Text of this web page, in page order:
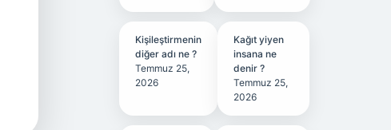
Kişileştirmenin
diğer adı ne ?
Temmuz 25,
2026
Kağıt yiyen
insana ne
denir ?
Temmuz 25,
2026